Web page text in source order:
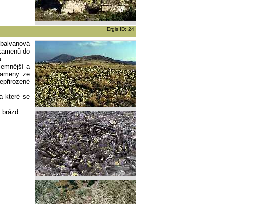
Ergis ID: 24
do
a
ze
které se